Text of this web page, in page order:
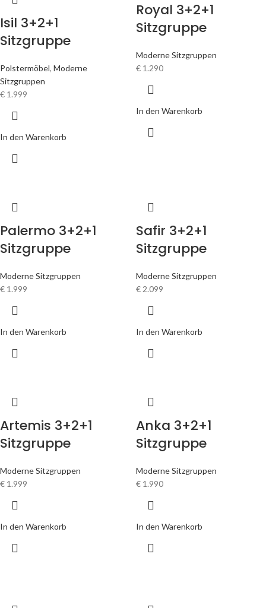
Isil 3+2+1
Sitzgruppe
Polstermöbel, Moderne
Sitzgruppen
€ 1.999
In den Warenkorb
Royal 3+2+1
Sitzgruppe
Moderne Sitzgruppen
€ 1.290
In den Warenkorb
Palermo 3+2+1
Sitzgruppe
Moderne Sitzgruppen
€ 1.999
In den Warenkorb
Safir 3+2+1
Sitzgruppe
Moderne Sitzgruppen
€2.099
In den Warenkorb
Artemis 3+2+1
Sitzgruppe
Moderne Sitzgruppen
€ 1.999
In den Warenkorb
Anka 3+2+1
Sitzgruppe
Moderne Sitzgruppen
€ 1.990
In den Warenkorb